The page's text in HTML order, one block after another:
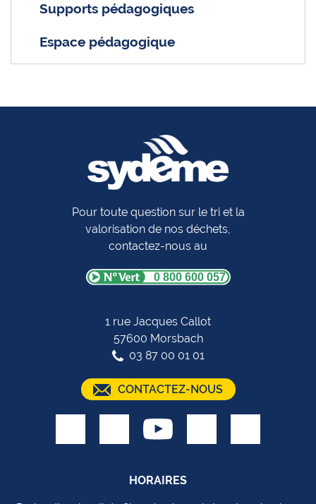
Supports pédagogiques
Espace pédagogique
Pour toute question sur le tri et la
valorisation de nos déchets,
contactez-nous au
0 800 600 057
1 rue Jacques Callot
57600 Morsbach
03 87 00 01 01
CONTACTEZ-NOUS
HORAIRES